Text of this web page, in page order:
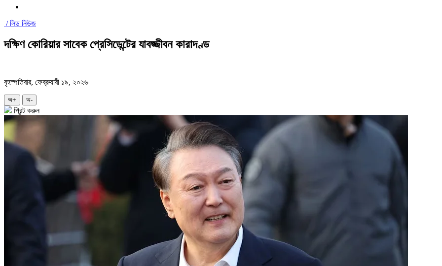
/লিড নিউজ
দক্ষিণ কোরিয়ার সাবেক প্রেসিডেন্টের যাবজ্জীবন কারাদণ্ড
বৃহস্পতিবার, ফেব্রুয়ারী ১৯, ২০২৬
অ+ অ-
প্রিন্ট করুন